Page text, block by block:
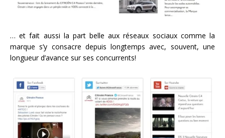
… et fait aussi la part belle aux réseaux sociaux comme la
marque s’y consacre depuis longtemps avec, souvent, une
longueur d’avance sur ses concurrents!